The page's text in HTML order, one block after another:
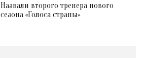
Назвали второго тренера нового
сезона «Голоса страны»